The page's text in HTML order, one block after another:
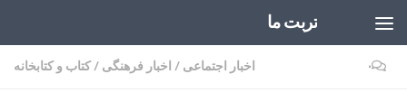
تربت ما
اخبار اجتماعی / اخبار فرهنگی /کتاب و کتابخانه ۰